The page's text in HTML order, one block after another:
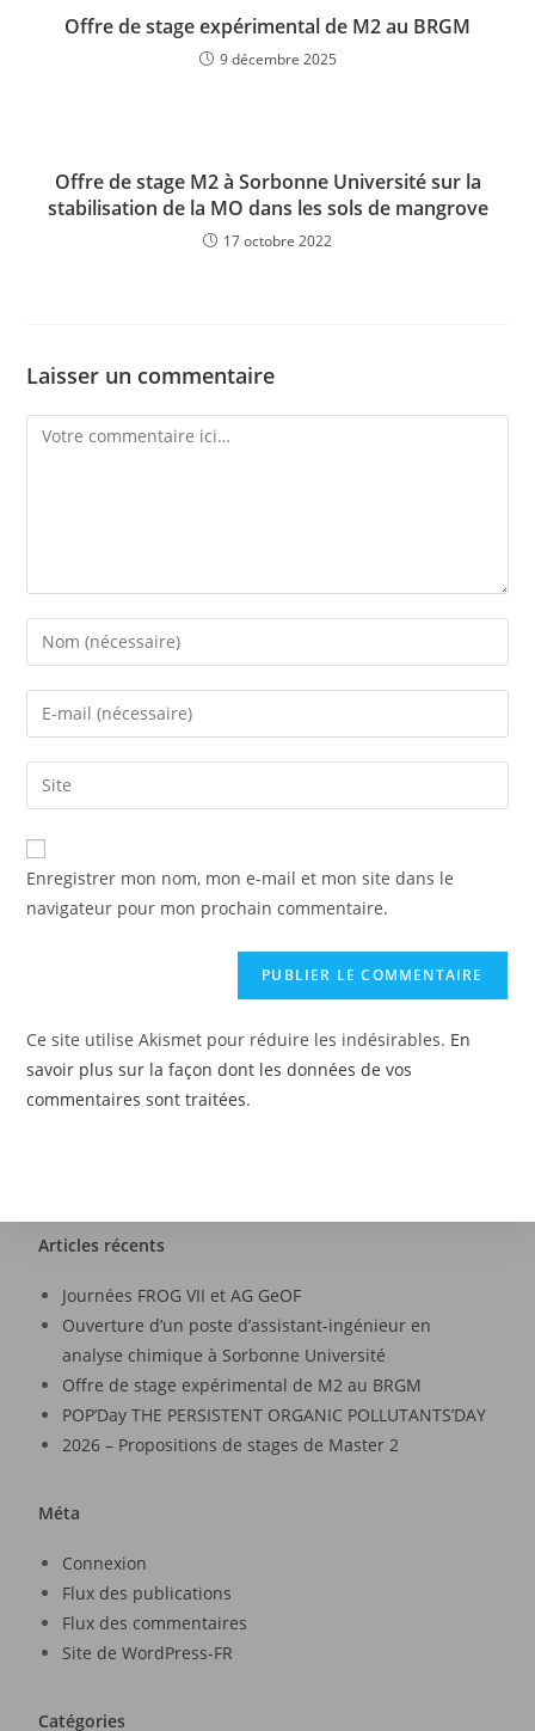
Offre de stage expérimental de M2 au BRGM
9 décembre 2025
Offre de stage M2 à Sorbonne Université sur la
stabilisation de la MO dans les sols de mangrove
17 octobre 2022
Laisser un commentaire
Enregistrer mon nom, mon e-mail et mon site dans le
navigateur pour mon prochain commentaire.
Ce site utilise Akismet pour réduire les indésirables. En
savoir plus sur la façon dont les données de vos
commentaires sont traitées.
Articles récents
Journées FROG VII et AG GeOF
Ouverture d’un poste d’assistant-ingénieur en
analyse chimique à Sorbonne Université
Offre de stage expérimental de M2 au BRGM
POP’Day THE PERSISTENT ORGANIC POLLUTANTS’DAY
2026 – Propositions de stages de Master 2
Méta
Connexion
Flux des publications
Flux des commentaires
Site de WordPress-FR
Catégories